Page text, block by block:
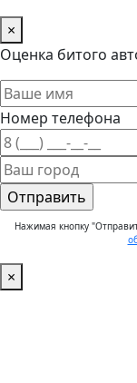
×
Оценка битого
Номер телефона
Нажимая кнопку
×